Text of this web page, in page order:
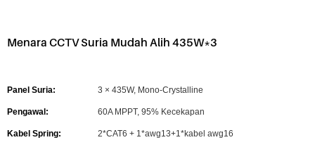
Menara CCTV Suria Mudah Alih 435W*3
Panel Suria: 3 × 435W, Mono-Crystalline
Pengawal: 60A MPPT, 95% Kecekapan
Kabel Spring: 2*CAT6 + 1*awg13+1*kabel awg16